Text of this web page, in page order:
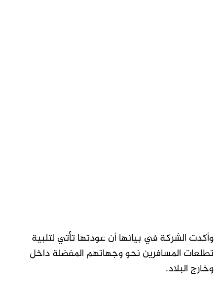
وأكدت الشركة في بيانها أن عودتها تأتي لتلبية
تطلعات المسافرين نحو وجهاتهم المفضلة داخل
وخارج البلاد.